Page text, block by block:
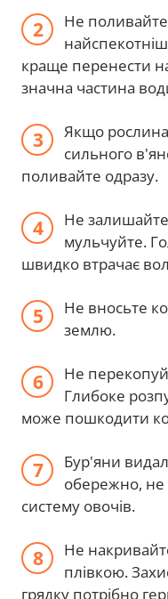
Не
краще перенести
значна частина
Якщо рослина
сильного
поливайте одразу.
Не залишайте
мульчуйте.
швидко втрачає
Не вносьте
землю.
Не
Глибоке
може пошкодити
Бур'яни
обережно,
систему овочів.
Не
плівкою.
грядку потрібно